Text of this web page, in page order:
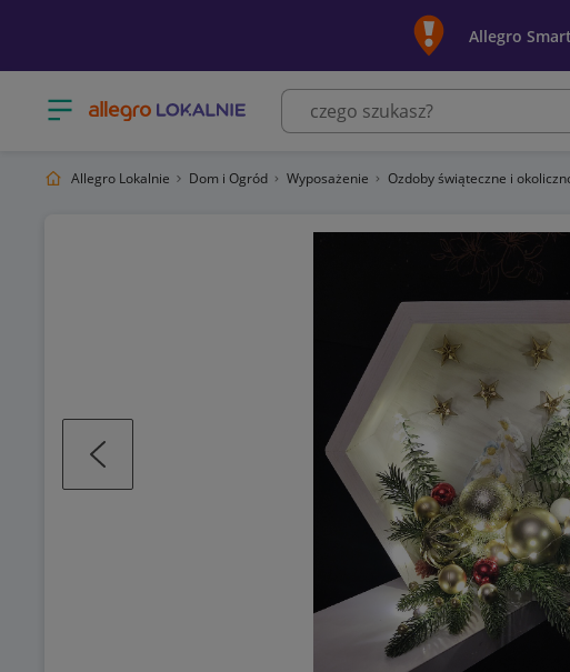
Allegro
Otwórz menu z kategoriami
Allegro Lokalnie Dom i Ogród Wyposażenie Ozdoby świąteczne i